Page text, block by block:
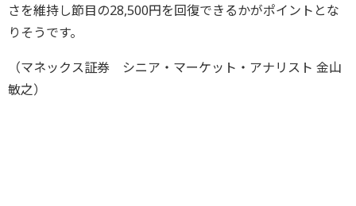
さを維持し節目の28,500円を回復できるかがポイントとな
りそうです。
（マネックス証券 シニア・マーケット・アナリスト 金山
敏之）